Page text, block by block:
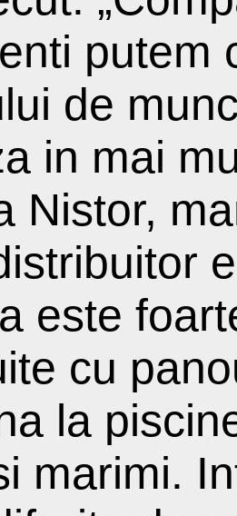
putem
de
in mai
Nistor,
este
cu
la
marimi.